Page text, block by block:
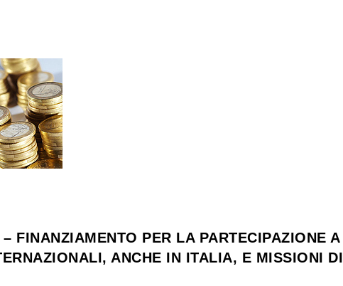
FINANZIAMENTO PER LA PARTECIPAZIONE A
ANCHE IN ITALIA, E MISSIONI DI